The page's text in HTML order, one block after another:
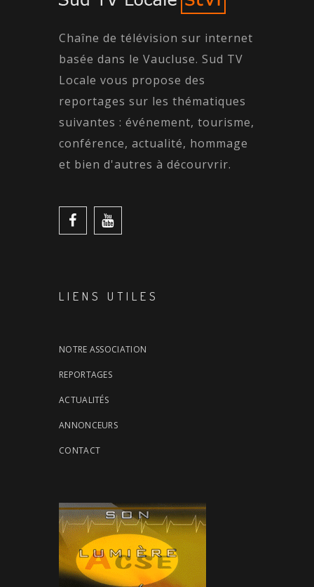
Chaîne de télévision sur internet
basée dans le Vaucluse. Sud TV
Locale vous propose des
reportages sur les thématiques
suivantes : événement, tourisme,
conférence, actualité, hommage
et bien d'autres à décourvrir.
LIENS UTILES
NOTRE ASSOCIATION
REPORTAGES
ACTUALITÉS
ANNONCEURS
CONTACT